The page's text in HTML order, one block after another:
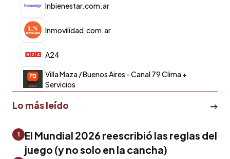
lnbienestar.com.ar
lnmovilidad.com.ar
A24
Villa Maza / Buenos Aires - Canal 79 Clima +
Servicios
Lo más leído
1
El Mundial 2026 reescribió las reglas del
juego (y no solo en la cancha)